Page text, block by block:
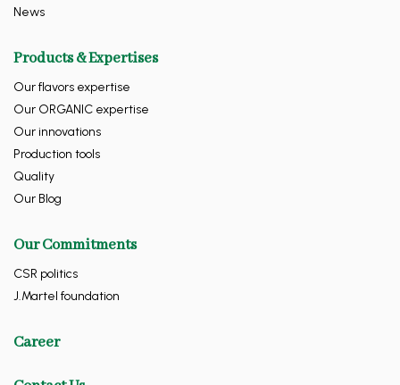
News
Products & Expertises
Our flavors expertise
Our ORGANIC expertise
Our innovations
Production tools
Quality
Our Blog
Our Commitments
CSR politics
J.Martel foundation
Career